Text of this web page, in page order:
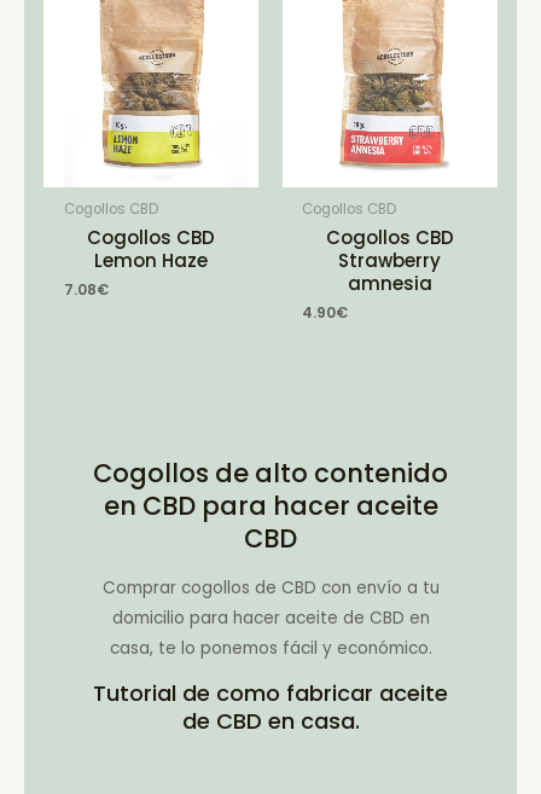
Cogollos CBD
Cogollos CBD
Lemon Haze
7.08€
Cogollos CBD
Cogollos CBD
Strawberry
amnesia
4.90€
Cogollos de alto contenido
en CBD para hacer aceite
CBD
Comprar cogollos de CBD con envío a tu
domicilio para hacer aceite de CBD en
casa, te lo ponemos fácil y económico.
Tutorial de como fabricar aceite
de CBD en casa.